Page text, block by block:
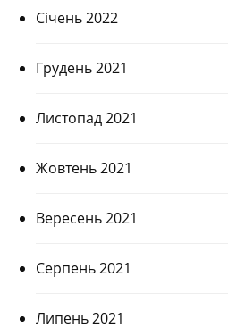
Січень 2022
Грудень 2021
Листопад 2021
Жовтень 2021
Вересень 2021
Серпень 2021
Липень 2021